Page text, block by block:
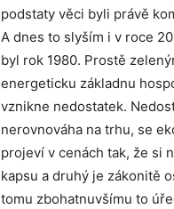
podstaty věci byli právě
A dnes to slyším i v roce
byl rok 1980. Prostě
energeticku základnu
vznikne nedostatek.
nerovnováha na trhu, se
projeví v cenách tak, že si
kapsu a druhý je zákonitě
tomu zbohatnuvšímu to